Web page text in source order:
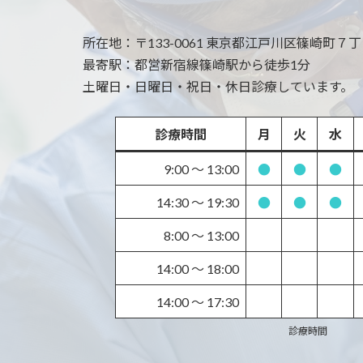
所在地： 〒133-0061 東京都江戸川区篠崎町７
最寄駅：都営新宿線篠崎駅から徒歩1分
土曜日・日曜日・祝日・休日診療しています。
診療時間 月 火 水
9:00 〜 13:00 ● ● ●
14:30 〜 19:30 ● ● ●
8:00 〜 13:00
14:00 〜 18:00
14:00 〜 17:30
診療時間